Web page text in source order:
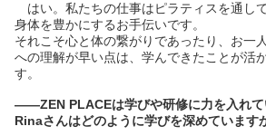
はい。私たちの仕事はピラティスを通し
身体を豊かにするお手伝いです。
それこそ心と体の繋がりであったり、お一
への理解が早い点は、学んできたことが活
す。
――ZEN PLACEは学びや研修に力を入れて
Rinaさんはどのように学びを深めています